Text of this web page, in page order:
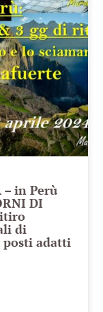
– in Perù
DI
di
adatti